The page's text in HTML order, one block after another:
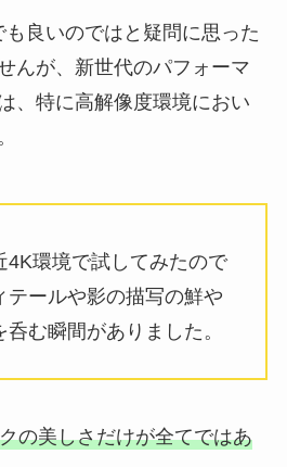
良いのではと疑問に思った
んが、新世代のパフォーマ
、特に高解像度環境におい
4K環境で試してみたので
テールや影の描写の鮮や
む瞬間がありました。
の美しさだけが全てではあ